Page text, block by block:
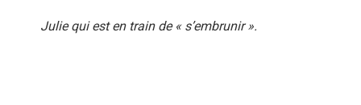
Julie qui est en train de « s’embrunir ».